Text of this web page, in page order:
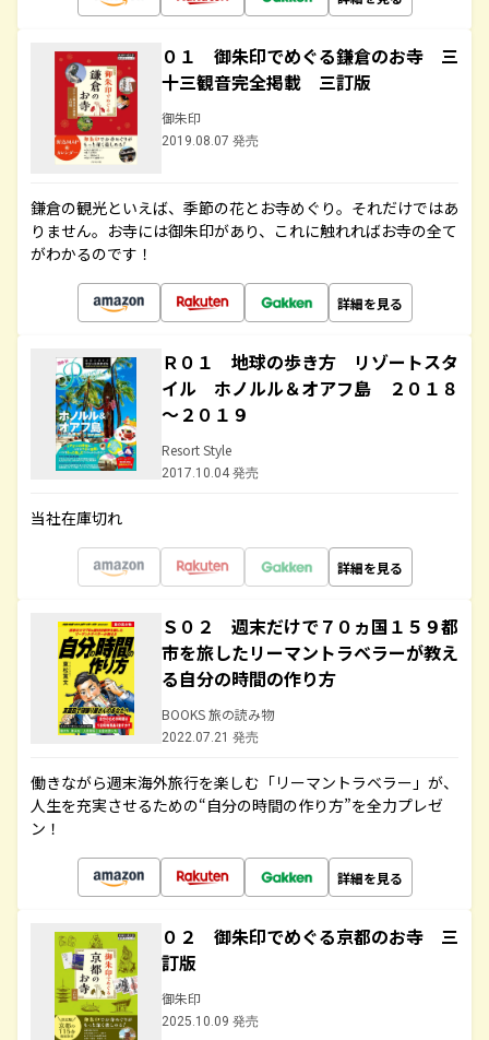
０１ 御朱印でめぐる鎌倉のお寺 三
十三観音完全掲載 三訂版
御朱印
2019.08.07 発売
鎌倉の観光といえば、季節の花とお寺めぐり。それだけではあ
りません。お寺には御朱印があり、これに触れればお寺の全て
がわかるのです！
詳細を見る
Ｒ０１ 地球の歩き方 リゾートスタ
イル ホノルル＆オアフ島 ２０１８
～２０１９
Resort Style
2017.10.04 発売
当社在庫切れ
詳細を見る
Ｓ０２ 週末だけで７０ヵ国１５９都
市を旅したリーマントラベラーが教え
る自分の時間の作り方
BOOKS 旅の読み物
2022.07.21 発売
働きながら週末海外旅行を楽しむ「リーマントラベラー」が、
人生を充実させるための“自分の時間の作り方”を全力プレゼ
ン！
詳細を見る
０２ 御朱印でめぐる京都のお寺 三
訂版
御朱印
2025.10.09 発売